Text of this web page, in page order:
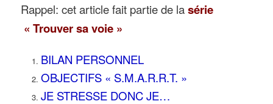
Rappel: cet article fait partie de lasérie
« Trouver sa voie »
BILAN PERSONNEL
OBJECTIFS « S.M.A.R.R.T. »
JE STRESSE DONC JE…